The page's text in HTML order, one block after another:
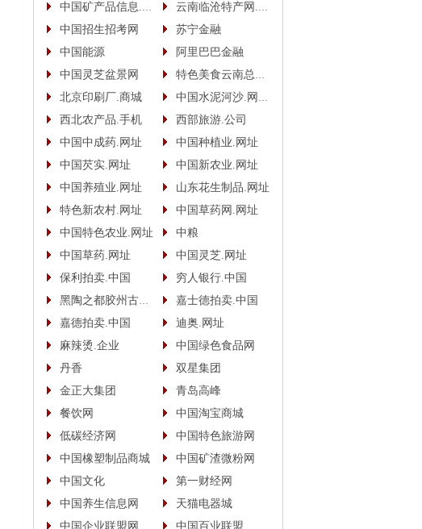
中国矿产品信息.网址
云南临沧特产网.网址
中国招生招考网
苏宁金融
中国能源
阿里巴巴金融
中国灵芝盆景网
特色美食云南总代.商城
北京印刷厂.商城
中国水泥河沙.网址(.手机)
西北农产品.手机
西部旅游.公司
中国中成药.网址
中国种植业.网址
中国芡实.网址
中国新农业.网址
中国养殖业.网址
山东花生制品.网址
特色新农村.网址
中国草药网.网址
中国特色农业.网址
中粮
中国草药.网址
中国灵芝.网址
保利拍卖.中国
穷人银行.中国
黑陶之都胶州古酿.中国
嘉士德拍卖.中国
嘉德拍卖.中国
迪奥.网址
麻辣烫.企业
中国绿色食品网
丹香
双星集团
金正大集团
青岛高峰
餐饮网
中国淘宝商城
低碳经济网
中国特色旅游网
中国橡塑制品商城
中国矿渣微粉网
中国文化
第一财经网
中国养生信息网
天猫电器城
中国企业联盟网
中国百业联盟